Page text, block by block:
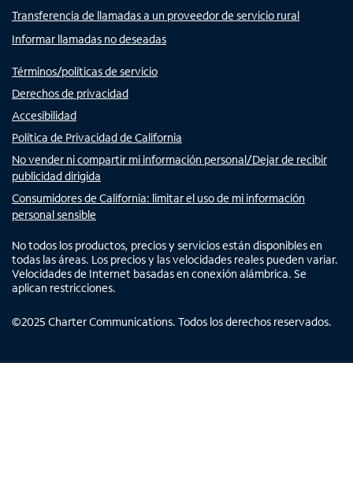
Transferencia de llamadas a un proveedor de servicio rural
Informar llamadas no deseadas
Términos/políticas de servicio
Derechos de privacidad
Accesibilidad
Política de Privacidad de California
No vender ni compartir mi información personal/Dejar de recibir
publicidad dirigida
Consumidores de California: limitar el uso de mi información
personal sensible
No todos los productos, precios y servicios están disponibles en
todas las áreas. Los precios y las velocidades reales pueden variar.
Velocidades de Internet basadas en conexión alámbrica. Se
aplican restricciones.
©2025 Charter Communications. Todos los derechos reservados.